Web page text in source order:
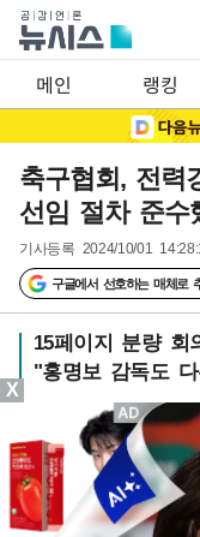
메인 랭킹
축구협회, 전력
선임 절차 준수
기사등록 2024/10/01
구글에서 선호하는 매체로
15페이지 분량 회
"홍명보 감독도
X